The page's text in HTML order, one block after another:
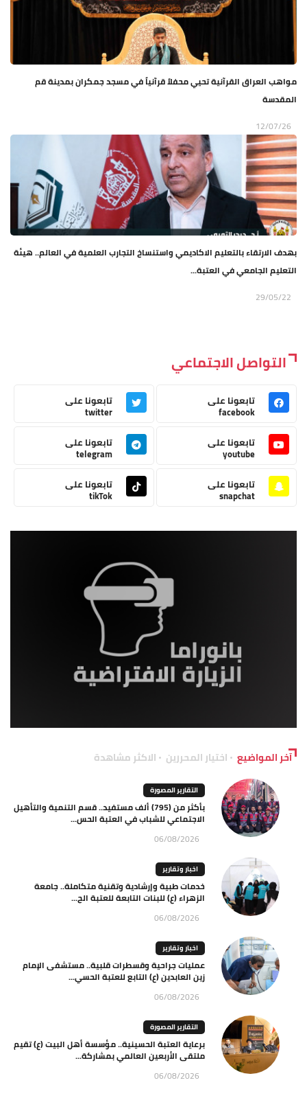
مواهب العراق القرآنية تحيي محفلاً قرآنياً في مسجد جمكران بمدينة قم
المقدسة
12/07/26
بهدف الارتقاء بالتعليم الاكاديمي واستنساخ التجارب العلمية في العالم.. هيئة
التعليم الجامعي في العتبة...
29/05/22
التواصل الاجتماعي
تابعونا على
facebook
تابعونا على
twitter
تابعونا على
youtube
تابعونا على
telegram
تابعونا على
snapchat
تابعونا على
tikTok
آخر المواضيع اختيار المحررين الاكثر مشاهدة
التقارير المصورة
بأكثر من (795) ألف مستفيد.. قسم التنمية والتأهيل
الاجتماعي للشباب في العتبة الحس...
06/08/2026
اخبار وتقارير
خدمات طبية وإرشادية وتقنية متكاملة.. جامعة
الزهراء (ع) للبنات التابعة للعتبة الح...
06/08/2026
اخبار وتقارير
عمليات جراحية وقسطرات قلبية.. مستشفى الإمام
زين العابدين (ع) التابع للعتبة الحسي...
06/08/2026
التقارير المصورة
برعاية العتبة الحسينية.. مؤسسة أهل البيت (ع) تقيم
ملتقى الأربعين العالمي بمشاركة...
06/08/2026